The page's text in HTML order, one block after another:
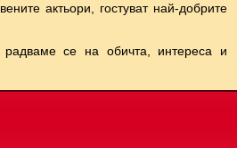
актьори, гостуват най-добрите
се на обичта, интереса и